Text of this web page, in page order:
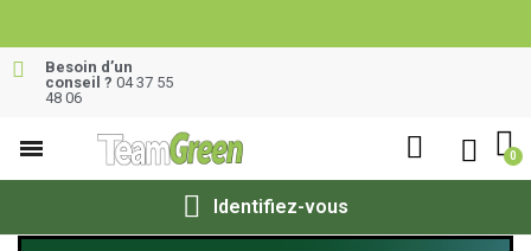
Besoin d’un
conseil ? 04 37 55
48 06
Identifiez-vous